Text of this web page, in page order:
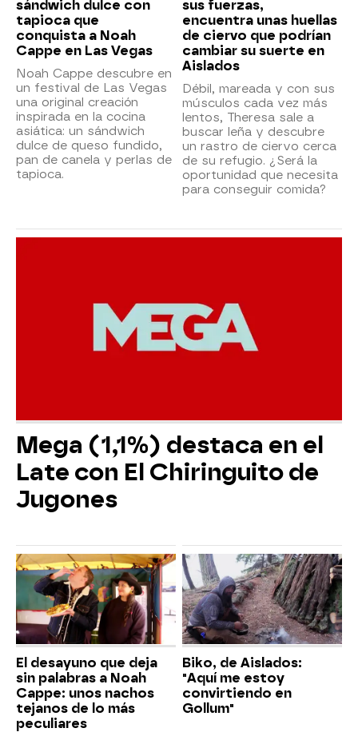
sándwich dulce con
tapioca que
conquista a Noah
Cappe en Las Vegas
Noah Cappe descubre en
un festival de Las Vegas
una original creación
inspirada en la cocina
asiática: un sándwich
dulce de queso fundido,
pan de canela y perlas de
tapioca.
sus fuerzas,
encuentra unas huellas
de ciervo que podrían
cambiar su suerte en
Aislados
Débil, mareada y con sus
músculos cada vez más
lentos, Theresa sale a
buscar leña y descubre
un rastro de ciervo cerca
de su refugio. ¿Será la
oportunidad que necesita
para conseguir comida?
Mega (1,1%) destaca en el
Late con El Chiringuito de
Jugones
El desayuno que deja
sin palabras a Noah
Cappe: unos nachos
tejanos de lo más
peculiares
Biko, de Aislados:
"Aquí me estoy
convirtiendo en
Gollum"